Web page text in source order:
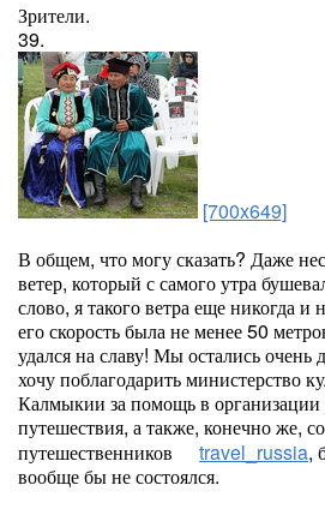
Зрители.
39.
[700x649]
В общем, что могу сказать? Даже
ветер, который с самого утра
слово, я такого ветра еще никогда
его скорость была не менее 50
удался на славу! Мы остались
хочу поблагодарить министерство
Калмыкии за помощь в организации
путешествия, а также, конечно же,
путешественников
travel_russia,
вообще бы не состоялся.